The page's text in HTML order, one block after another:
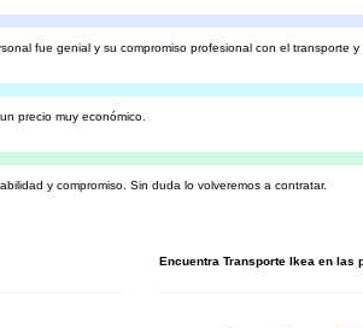
fue genial y su compromiso profesional con el transporte
precio muy económico.
y compromiso. Sin duda lo volveremos a contratar.
Encuentra Transporte Ikea en las